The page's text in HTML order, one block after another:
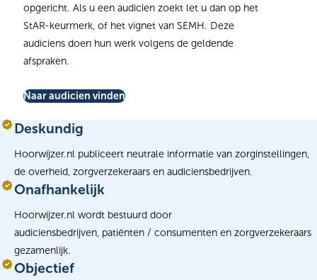
opgericht. Als u een audicien zoekt let u dan op het
StAR-keurmerk, of het vignet van SEMH. Deze
audiciens doen hun werk volgens de geldende
afspraken.
Naar audicien vinden
Deskundig
Hoorwijzer.nl publiceert neutrale informatie van zorginstellingen,
de overheid, zorgverzekeraars en audiciensbedrijven.
Onafhankelijk
Hoorwijzer.nl wordt bestuurd door
audiciensbedrijven, patiënten / consumenten en zorgverzekeraars
gezamenlijk.
Objectief